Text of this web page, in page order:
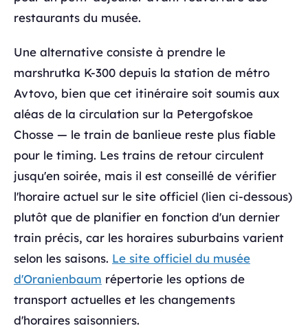
restaurants du musée.
Une alternative consiste à prendre le
marshrutka K-300 depuis la station de métro
Avtovo, bien que cet itinéraire soit soumis aux
aléas de la circulation sur la Petergofskoe
Chosse — le train de banlieue reste plus fiable
pour le timing. Les trains de retour circulent
jusqu'en soirée, mais il est conseillé de vérifier
l'horaire actuel sur le site officiel (lien ci-dessous)
plutôt que de planifier en fonction d'un dernier
train précis, car les horaires suburbains varient
selon les saisons. Le site officiel du musée
d'Oranienbaum répertorie les options de
transport actuelles et les changements
d'horaires saisonniers.